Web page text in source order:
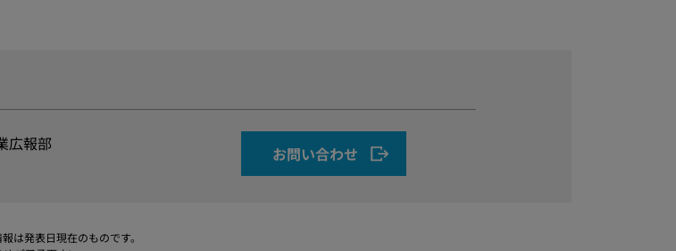
広報部 お問い合わせ
は発表日現在のものです。